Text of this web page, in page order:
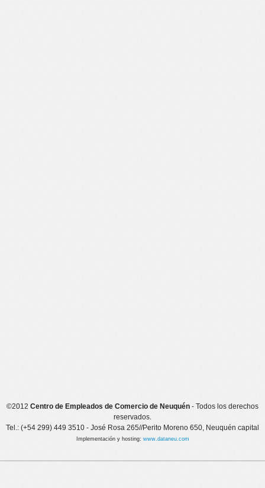
©2012 Centro de Empleados de Comercio de Neuquén - Todos los derechos
reservados.
Tel.: (+54 299) 449 3510 - José Rosa 265//Perito Moreno 650, Neuquén capital
Implementación y hosting: www.dataneu.com